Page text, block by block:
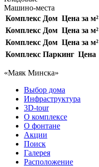
Машино-места
Комплекс Дом Цена за м²
Комплекс Дом Цена за м²
Комплекс Дом Цена за м²
Комплекс Паркинг Цена
«Маяк Минска»
Выбор дома
Инфраструктура
3D-tour
О комплексе
О фонтане
Акции
Поиск
Галерея
Расположение